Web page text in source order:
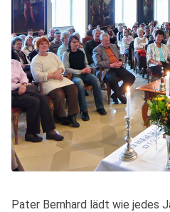
Pater Bernhard lädt wie jedes